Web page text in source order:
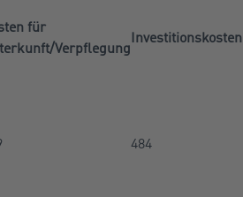
für
Verpflegung
Investitionskosten
484